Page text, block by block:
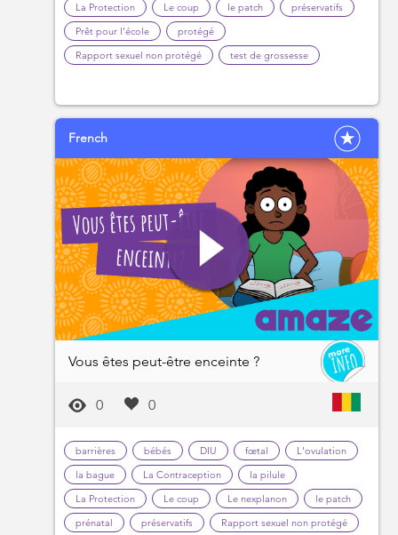
La Protection
Le coup le patch
préservatifs
Prêt pour l'école
protégé
Rapport sexuel non protégé
test de grossesse
French
Vous êtes peut-être enceinte ?
0 0
barrières bébés DIU fœtal
L'ovulation
la bague
La Contraception
la pilule
La Protection
Le coup Le nexplanon
le patch
prénatal
préservatifs
Rapport sexuel non protégé